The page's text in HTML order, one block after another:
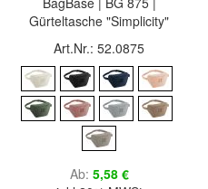
Gürteltasche "Simplicity"
Art.Nr.: 52.0875
Ab 5,58 €